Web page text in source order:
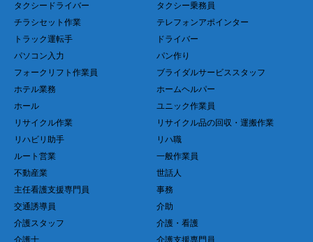
タクシードライバー
タクシー乗務員
チラシセット作業
テレフォンアポインター
トラック運転手
ドライバー
パソコン入力
パン作り
フォークリフト作業員
ブライダルサービススタッフ
ホテル業務
ホームヘルパー
ホール
ユニック作業員
リサイクル作業
リサイクル品の回収・運搬作業
リハビリ助手
リハ職
ルート営業
一般作業員
不動産業
世話人
主任看護支援専門員
事務
交通誘導員
介助
介護スタッフ
介護・看護